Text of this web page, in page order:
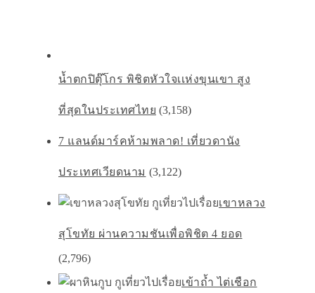
น้ำตกปิตุ๊โกร พิชิตหัวใจเเห่งขุนเขา สูง
ที่สุดในประเทศไทย (3,158)
7 แลนด์มาร์คห้ามพลาด! เที่ยวดานัง
ประเทศเวียดนาม (3,122)
เขาหลวง
สุโขทัย ผ่านความชันเพื่อพิชิต 4 ยอด
(2,796)
เข้าถ้ำ ไต่เชือก